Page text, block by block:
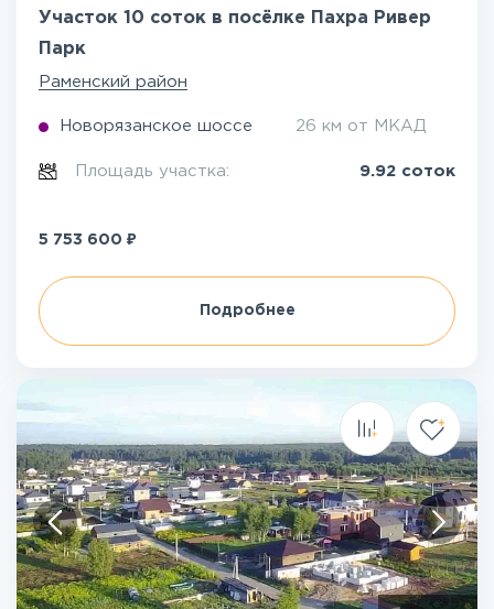
Участок 10 соток в посёлке Пахра Ривер
Парк
Раменский район
Новорязанское шоссе 26 км от МКАД
Площадь участка: 9.92 соток
5 753 600 ₽
Подробнее